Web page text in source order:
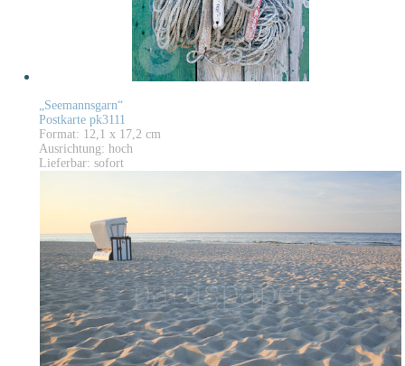
„Seemannsgarn“
Postkarte pk3111
Format: 12,1 x 17,2 cm
Ausrichtung: hoch
Lieferbar: sofort